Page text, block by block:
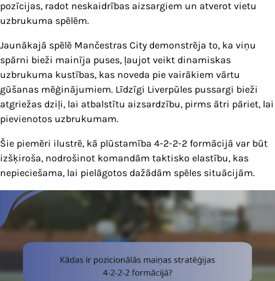
pozīcijas, radot neskaidrības aizsargiem un atverot vietu
uzbrukuma spēlēm.
Jaunākajā spēlē Mančestras City demonstrēja to, ka viņu
spārni bieži mainīja puses, ļaujot veikt dinamiskas
uzbrukuma kustības, kas noveda pie vairākiem vārtu
gūšanas mēģinājumiem. Līdzīgi Liverpūles pussargi bieži
atgriežas dziļi, lai atbalstītu aizsardzību, pirms ātri pāriet, lai
pievienotos uzbrukumam.
Šie piemēri ilustrē, kā plūstamība 4-2-2-2 formācijā var būt
izšķiroša, nodrošinot komandām taktisko elastību, kas
nepieciešama, lai pielāgotos dažādām spēles situācijām.